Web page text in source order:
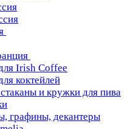
Irish Coffee
коктейлей
и кружки для пива
графины, декантеры